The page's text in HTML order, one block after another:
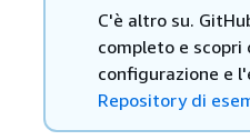
C'è altro su.
completo e scopri
configurazione e
Repository di